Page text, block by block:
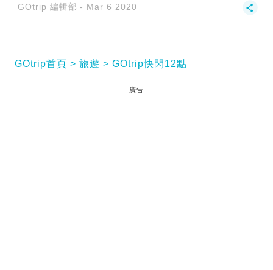
GOtrip 編輯部 Mar 6 2020
GOtrip首頁 旅遊 GOtrip快閃12點
廣告